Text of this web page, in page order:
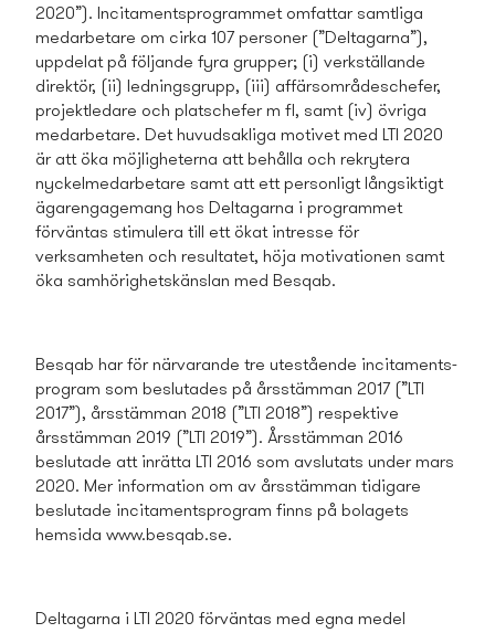
2020”). Incitaments­programmet omfattar samtliga
medarbetare om cirka 107 personer (”Deltagarna”),
uppdelat på följande fyra grupper; (i) verkställande
direktör, (ii) ledningsgrupp, (iii) affärsområdeschefer,
projektledare och platschefer m fl, samt (iv) övriga
medarbetare. Det huvudsakliga motivet med LTI 2020
är att öka möjligheterna att behålla och rekrytera
nyckelmedarbetare samt att ett personligt långsiktigt
ägarengagemang hos Deltagarna i programmet
förväntas stimulera till ett ökat intresse för
verksamheten och resultatet, höja motivationen samt
öka samhörighetskänslan med Besqab.
Besqab har för närvarande tre utestående incitaments­
program som beslutades på årsstämman 2017 (”LTI
2017”), årsstämman 2018 (”LTI 2018”) respektive
årsstämman 2019 (”LTI 2019”). Årsstämman 2016
beslutade att inrätta LTI 2016 som avslutats under mars
2020. Mer information om av årsstämman tidigare
beslutade incitaments­program finns på bolagets
hemsida www.besqab.se.
Deltagarna i LTI 2020 förväntas med egna medel